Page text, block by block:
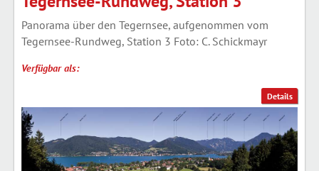
Details
Panorama über den Tegernsee, aufgenommen vom
Tegernsee-Rundweg, Station 3 Foto: C. Schickmayr
Verfügbar als: